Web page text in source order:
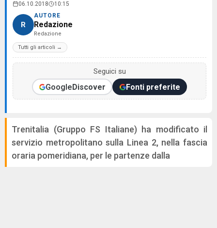
06.10.2018 10:15
R
AUTORE
Redazione
Redazione
Tutti gli articoli →
Seguici su
GoogleDiscover Fonti preferite
Trenitalia (Gruppo FS Italiane) ha modificato il
servizio metropolitano sulla Linea 2, nella fascia
oraria pomeridiana, per le partenze dalla